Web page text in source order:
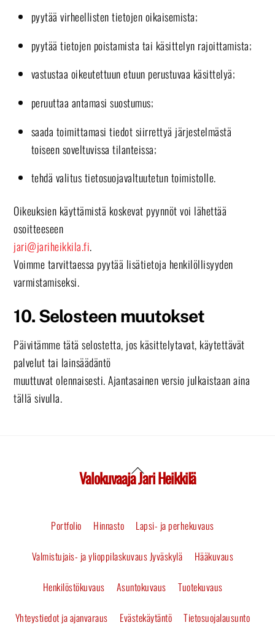
pyytää virheellisten tietojen oikaisemista;
pyytää tietojen poistamista tai käsittelyn rajoittamista;
vastustaa oikeutettuun etuun perustuvaa käsittelyä;
peruuttaa antamasi suostumus;
saada toimittamasi tiedot siirrettyä järjestelmästä
toiseen soveltuvissa tilanteissa;
tehdä valitus tietosuojavaltuutetun toimistolle.
Oikeuksien käyttämistä koskevat pyynnöt voi lähettää
osoitteeseen
jari@jariheikkila.fi.
Voimme tarvittaessa pyytää lisätietoja henkilöllisyyden
varmistamiseksi.
10. Selosteen muutokset
Päivitämme tätä selostetta, jos käsittelytavat, käytettävät
palvelut tai lainsäädäntö
muuttuvat olennaisesti. Ajantasainen versio julkaistaan aina
tällä sivulla.
Back
Top
Valokuvaaja Jari Heikkilä
Portfolio Hinnasto Lapsi- ja perhekuvaus
Valmistujais- ja ylioppilaskuvaus Jyväskylä Hääkuvaus
Henkilöstökuvaus Asuntokuvaus Tuotekuvaus
Yhteystiedot ja ajanvaraus Evästekäytäntö Tietosuojalausunto